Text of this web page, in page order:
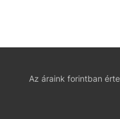
Az áraink forintban